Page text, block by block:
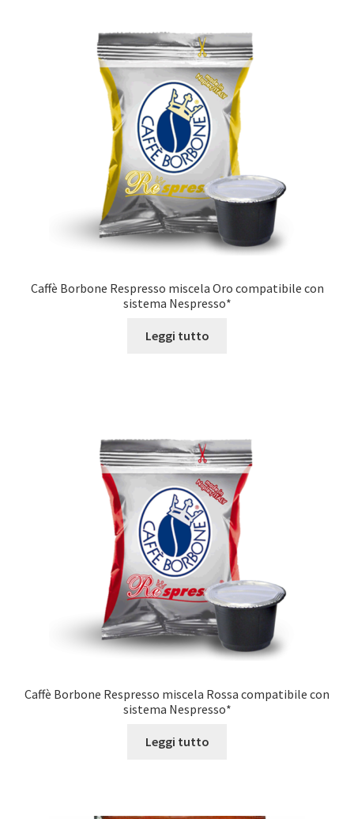
Caffè Borbone Respresso miscela Oro compatibile con
sistema Nespresso*
Leggi tutto
Caffè Borbone Respresso miscela Rossa compatibile con
sistema Nespresso*
Leggi tutto